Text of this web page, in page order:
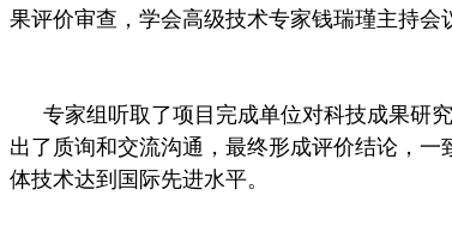
果评价审查， 学会高级技术专家钱瑞瑾主持会
专家组听取了项目完成单位对科技成果研
出了质询和交流沟通，最终形成评价结论，
体技术达到国际先进水平。